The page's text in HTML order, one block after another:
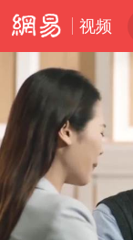
视频